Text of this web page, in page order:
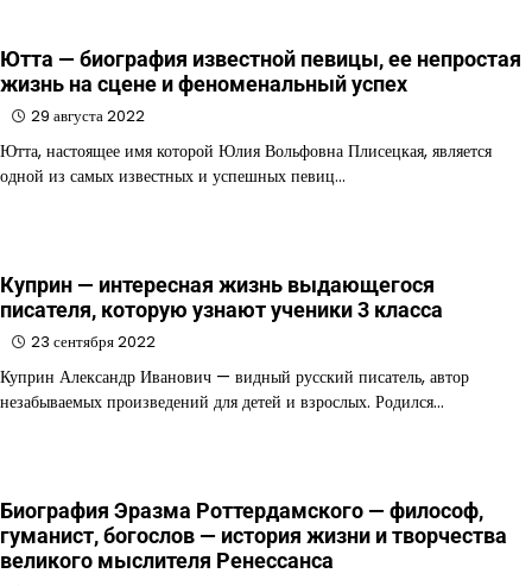
Ютта — биография известной певицы, ее непростая
жизнь на сцене и феноменальный успех
29 августа 2022
Ютта, настоящее имя которой Юлия Вольфовна Плисецкая, является
одной из самых известных и успешных певиц…
Куприн — интересная жизнь выдающегося
писателя, которую узнают ученики 3 класса
23 сентября 2022
Куприн Александр Иванович — видный русский писатель, автор
незабываемых произведений для детей и взрослых. Родился…
Биография Эразма Роттердамского — философ,
гуманист, богослов — история жизни и творчества
великого мыслителя Ренессанса